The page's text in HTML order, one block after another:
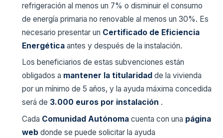
refrigeración al menos un 7% o disminuir el consumo
de energía primaria no renovable al menos un 30%. Es
necesario presentar un Certificado de Eficiencia
Energética antes y después de la instalación.
Los beneficiarios de estas subvenciones están
obligados a mantener la titularidad de la vivienda
por un mínimo de 5 años, y la ayuda máxima concedida
será de 3.000 euros por instalación .
Cada Comunidad Autónoma cuenta con una página
web donde se puede solicitar la ayuda